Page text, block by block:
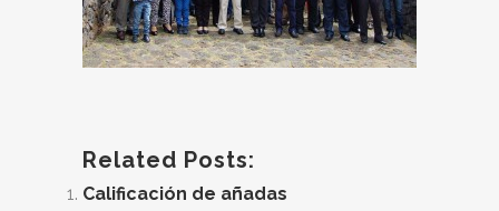
Related Posts:
Calificación de añadas